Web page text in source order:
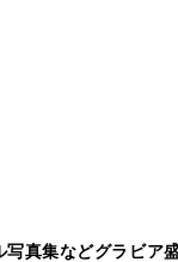
写真集などグラビア